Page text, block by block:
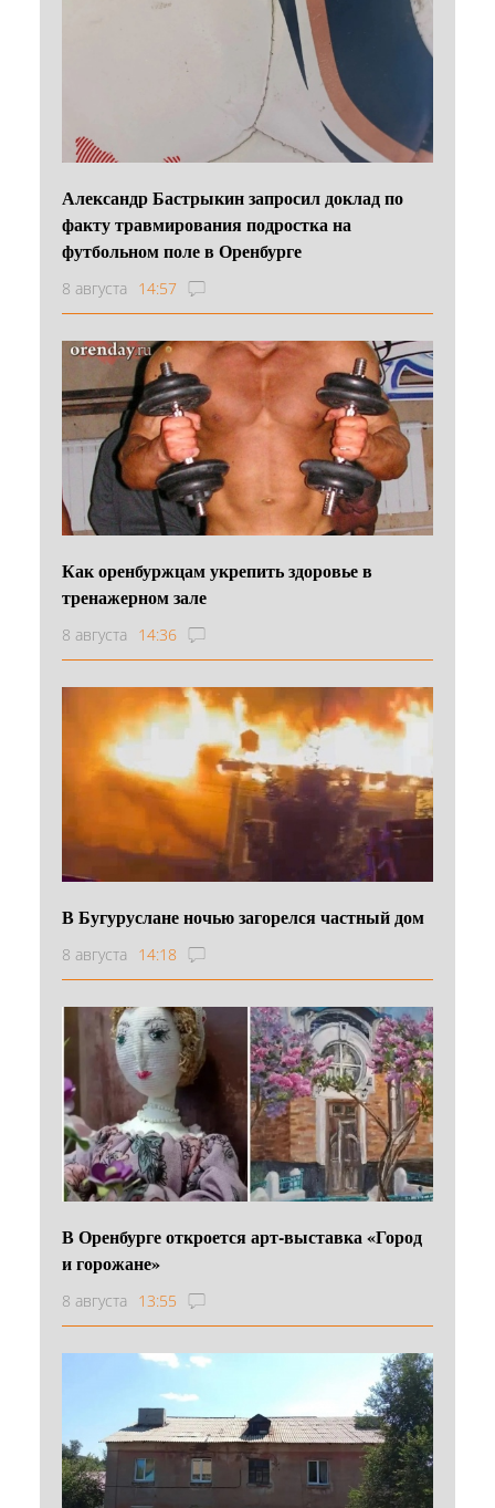
Александр Бастрыкин запросил доклад по
факту травмирования подростка на
футбольном поле в Оренбурге
8 августа 14:57
Как оренбуржцам укрепить здоровье в
тренажерном зале
8 августа 14:36
В Бугуруслане ночью загорелся частный дом
8 августа 14:18
В Оренбурге откроется арт-выставка «Город
и горожане»
8 августа 13:55